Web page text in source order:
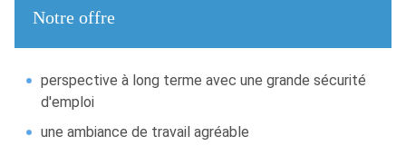
Notre offre
perspective à long terme avec une grande sécurité
d'emploi
une ambiance de travail agréable